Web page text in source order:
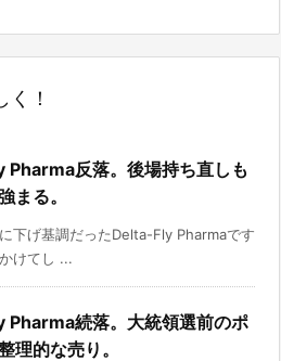
！
Pharma反落。後場持ち直しも
まる。
下げ基調だったDelta-Fly Pharmaです
けてし ...
Pharma続落。大統領選前のポ
理的な売り。